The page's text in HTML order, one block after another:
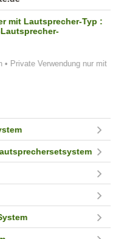
Private Verwendung nur mit
mit Lautsprecher-Typ :
Lautsprecher-